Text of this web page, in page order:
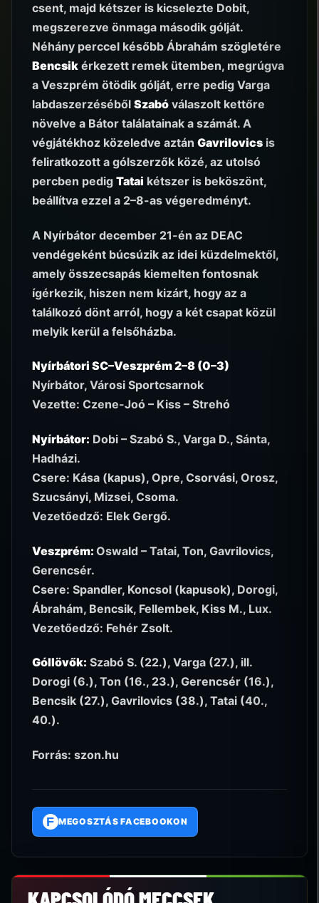
csent, majd kétszer is kicselezte Dobit,
megszerezve önmaga második gólját.
Néhány perccel később Ábrahám szögletére
Bencsik érkezett remek ütemben, megrúgva
a Veszprém ötödik gólját, erre pedig Varga
labdaszerzéséből Szabó válaszolt kettőre
növelve a Bátor találatainak a számát. A
végjátékhoz közeledve aztán Gavrilovics is
feliratkozott a gólszerzők közé, az utolsó
percben pedig Tatai kétszer is beköszönt,
beállítva ezzel a 2–8-as végeredményt.
A Nyírbátor december 21-én az DEAC
vendégeként búcsúzik az idei küzdelmektől,
amely összecsapás kiemelten fontosnak
ígérkezik, hiszen nem kizárt, hogy az a
találkozó dönt arról, hogy a két csapat közül
melyik kerül a felsőházba.
Nyírbátori SC–Veszprém 2–8 (0–3)
Nyírbátor, Városi Sportcsarnok
Vezette: Czene-Joó – Kiss – Strehó
Nyírbátor: Dobi – Szabó S., Varga D., Sánta,
Hadházi.
Csere: Kása (kapus), Opre, Csorvási, Orosz,
Szucsányi, Mizsei, Csoma.
Vezetőedző: Elek Gergő.
Veszprém: Oswald – Tatai, Ton, Gavrilovics,
Gerencsér.
Csere: Spandler, Koncsol (kapusok), Dorogi,
Ábrahám, Bencsik, Fellembek, Kiss M., Lux.
Vezetőedző: Fehér Zsolt.
Góllövők: Szabó S. (22.), Varga (27.), ill.
Dorogi (6.), Ton (16., 23.), Gerencsér (16.),
Bencsik (27.), Gavrilovics (38.), Tatai (40.,
40.).
Forrás: szon.hu
F MEGOSZTÁS FACEBOOKON